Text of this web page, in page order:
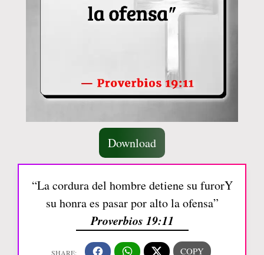
Download
“La cordura del hombre detiene su furorY
su honra es pasar por alto la ofensa”
Proverbios 19:11